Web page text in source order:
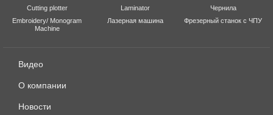
Cutting plotter
Laminator
Чернила
Embroidery/ Monogram
Machine
Лазерная машина Фрезерный станок с ЧПУ
Видео
О компании
Новости